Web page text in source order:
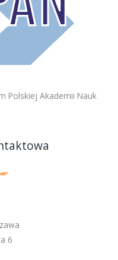
Polskiej Akademii Nauk
6